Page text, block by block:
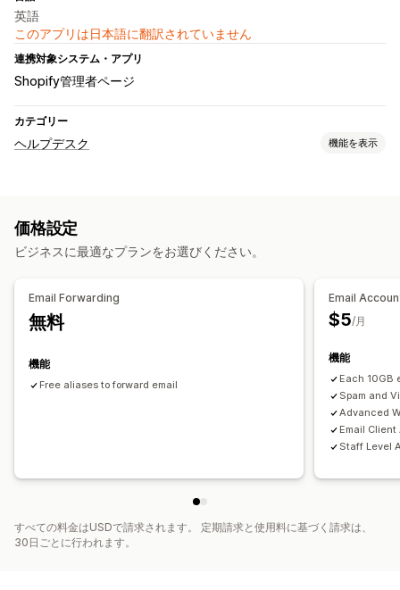
英語
このアプリは日本語に翻訳されていません
連携対象システム・アプリ
Shopify管理者ページ
カテゴリー
ヘルプデスク 機能を表示
ワークフローのオートメーション
価格設定
ビジネスに最適なプランをお選びください。
Email Forwarding
無料
機能
Free aliases to forward email
Email
$5/月
機能
Each 10GB
Spam and
Advanced
Email
Staff Level
すべての料金はUSDで請求されます。 定期請求と使用料に基づく請求は、
30日ごとに行われます。